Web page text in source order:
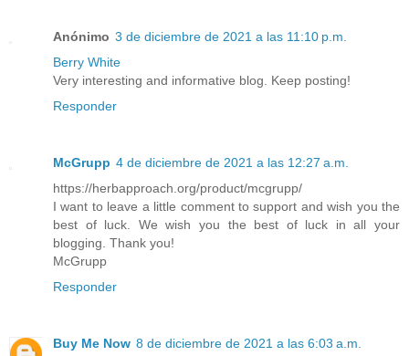
Anónimo 3 de diciembre de 2021 a las 11:10 p.m.
Berry White
Very interesting and informative blog. Keep posting!
Responder
McGrupp 4 de diciembre de 2021 a las 12:27 a.m.
https://herbapproach.org/product/mcgrupp/
I want to leave a little comment to support and wish you the
best of luck. We wish you the best of luck in all your
blogging. Thank you!
McGrupp
Responder
Buy Me Now 8 de diciembre de 2021 a las 6:03 a.m.